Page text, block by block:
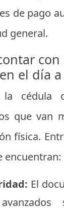
de pago
general.
con
el día
cédula
que van
física.
encuentran:
El